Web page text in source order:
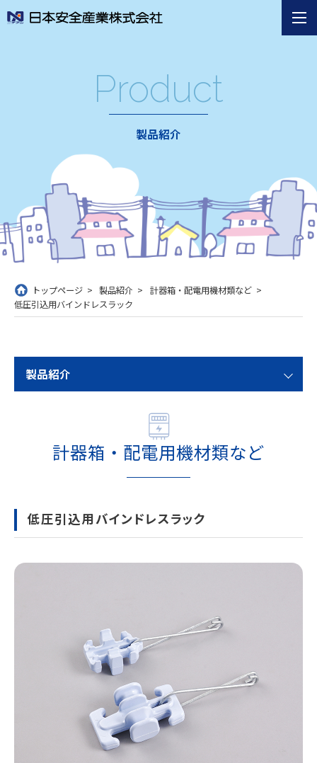
Product
製品紹介
トップページ 製品紹介
計器箱・配電用機材類など
低圧引込用バインドレスラック
計器箱・配電用機材類など
低圧引込用バインドレスラック
製品紹介